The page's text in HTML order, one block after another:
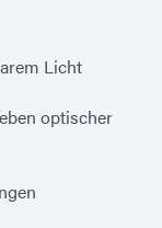
Licht
optischer